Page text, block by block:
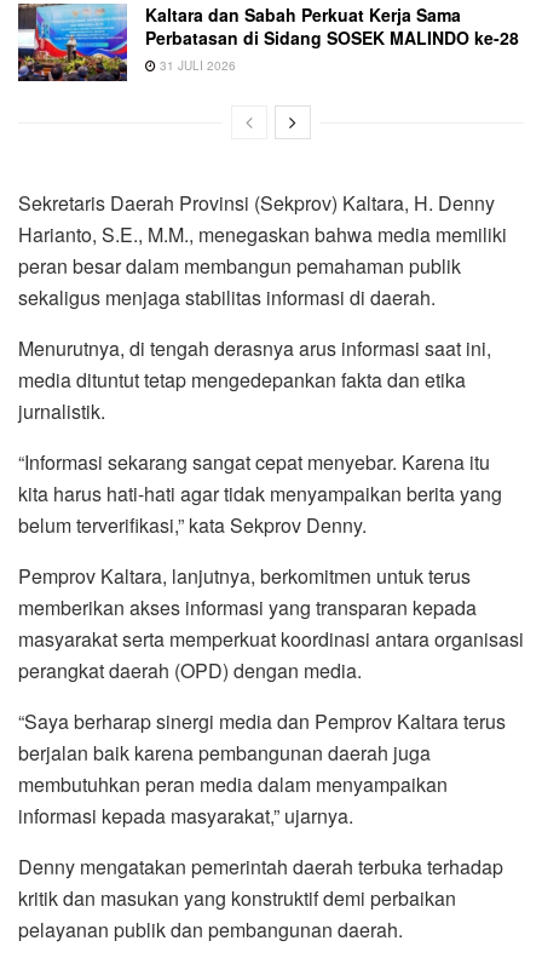
Kaltara dan Sabah Perkuat Kerja Sama
Perbatasan di Sidang SOSEK MALINDO ke-28
31 JULI 2026
Sekretaris Daerah Provinsi (Sekprov) Kaltara, H. Denny
Harianto, S.E., M.M., menegaskan bahwa media memiliki
peran besar dalam membangun pemahaman publik
sekaligus menjaga stabilitas informasi di daerah.
Menurutnya, di tengah derasnya arus informasi saat ini,
media dituntut tetap mengedepankan fakta dan etika
jurnalistik.
“Informasi sekarang sangat cepat menyebar. Karena itu
kita harus hati-hati agar tidak menyampaikan berita yang
belum terverifikasi,” kata Sekprov Denny.
Pemprov Kaltara, lanjutnya, berkomitmen untuk terus
memberikan akses informasi yang transparan kepada
masyarakat serta memperkuat koordinasi antara organisasi
perangkat daerah (OPD) dengan media.
“Saya berharap sinergi media dan Pemprov Kaltara terus
berjalan baik karena pembangunan daerah juga
membutuhkan peran media dalam menyampaikan
informasi kepada masyarakat,” ujarnya.
Denny mengatakan pemerintah daerah terbuka terhadap
kritik dan masukan yang konstruktif demi perbaikan
pelayanan publik dan pembangunan daerah.